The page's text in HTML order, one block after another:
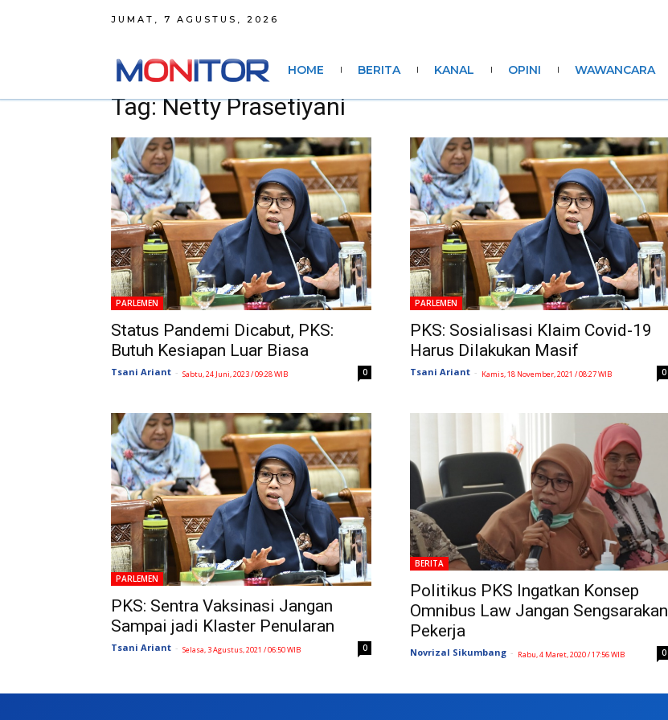
JUMAT, 7 AGUSTUS, 2026
HOME BERITA KANAL OPINI WAWANCARA
Tag: Netty Prasetiyani
PARLEMEN
Status Pandemi Dicabut, PKS:
Butuh Kesiapan Luar Biasa
Tsani Ariant - Sabtu, 24 Juni, 2023 / 09:28 WIB 0
PARLEMEN
PKS: Sosialisasi Klaim Covid-19
Harus Dilakukan Masif
Tsani Ariant - Kamis, 18 November, 2021 / 08:27 WIB 0
PARLEMEN
PKS: Sentra Vaksinasi Jangan
Sampai jadi Klaster Penularan
Tsani Ariant - Selasa, 3 Agustus, 2021 / 06:50 WIB 0
BERITA
Politikus PKS Ingatkan Konsep
Omnibus Law Jangan Sengsarakan
Pekerja
Novrizal Sikumbang - Rabu, 4 Maret, 2020 / 17:56 WIB 0